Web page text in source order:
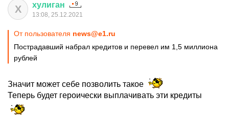
Х хулиган
13:08, 25.12.2021
От пользователя news@e1.ru
Пострадавший набрал кредитов и перевел им 1,5 миллиона
рублей
Значит может себе позволить такое
Теперь будет героически выплачивать эти кредиты